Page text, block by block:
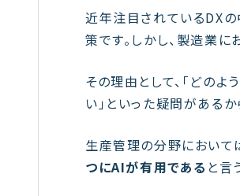
近年注目されているDX
策です。しかし、製造業
その理由として、「どの
い」といった疑問があるか
生産管理の分野において
つにAIが有用である と言